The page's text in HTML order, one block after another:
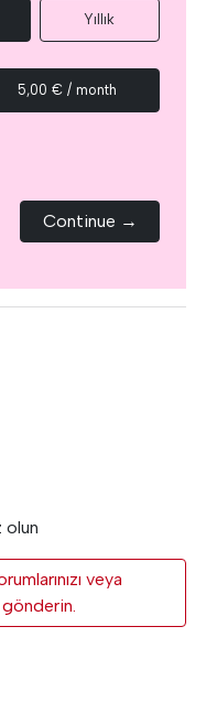
Yıllık
5,00 € / month
Continue →
olun
veya